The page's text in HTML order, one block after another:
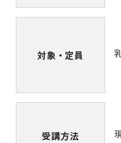
対象・定員
受講方法